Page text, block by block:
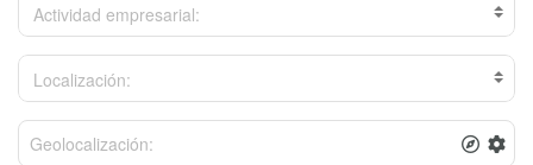
Actividad empresarial:
Localización: